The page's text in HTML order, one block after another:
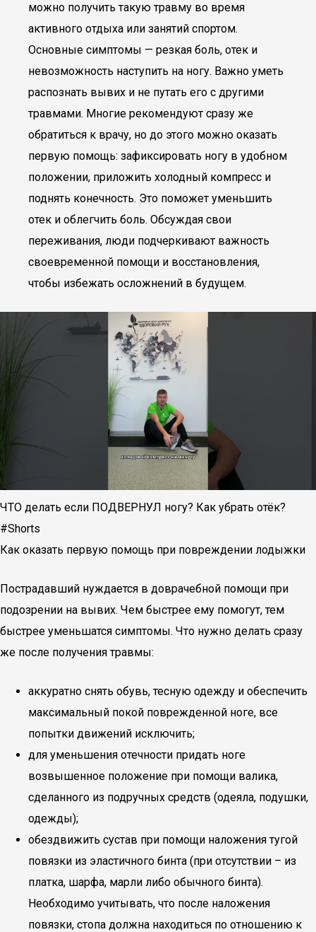
можно получить такую травму во время
активного отдыха или занятий спортом.
Основные симптомы — резкая боль, отек и
невозможность наступить на ногу. Важно уметь
распознать вывих и не путать его с другими
травмами. Многие рекомендуют сразу же
обратиться к врачу, но до этого можно оказать
первую помощь: зафиксировать ногу в удобном
положении, приложить холодный компресс и
поднять конечность. Это поможет уменьшить
отек и облегчить боль. Обсуждая свои
переживания, люди подчеркивают важность
своевременной помощи и восстановления,
чтобы избежать осложнений в будущем.
ЧТО делать если ПОДВЕРНУЛ ногу? Как убрать отёк?
#Shorts
Как оказать первую помощь при повреждении лодыжки
Пострадавший нуждается в доврачебной помощи при
подозрении на вывих. Чем быстрее ему помогут, тем
быстрее уменьшатся симптомы. Что нужно делать сразу
же после получения травмы:
аккуратно снять обувь, тесную одежду и обеспечить
максимальный покой поврежденной ноге, все
попытки движений исключить;
для уменьшения отечности придать ноге
возвышенное положение при помощи валика,
сделанного из подручных средств (одеяла, подушки,
одежды);
обездвижить сустав при помощи наложения тугой
повязки из эластичного бинта (при отсутствии – из
платка, шарфа, марли либо обычного бинта).
Необходимо учитывать, что после наложения
повязки, стопа должна находиться по отношению к